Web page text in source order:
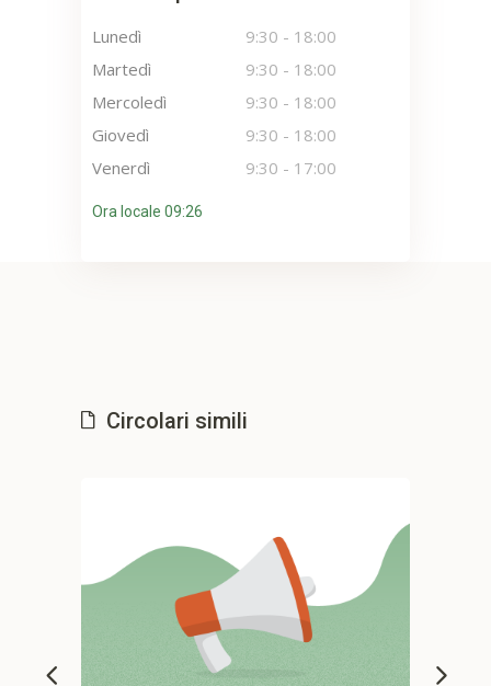
Lunedì 9:30 - 18:00
Martedì
9:30 - 18:00
Mercoledì
9:30 - 18:00
Giovedì
9:30 - 18:00
Venerdì
9:30 - 17:00
Ora locale 09:26
Circolari simili